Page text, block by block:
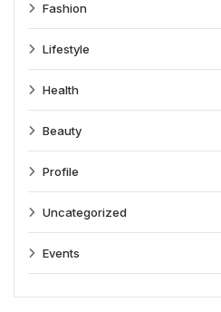
Fashion
Lifestyle
Health
Beauty
Profile
Uncategorized
Events